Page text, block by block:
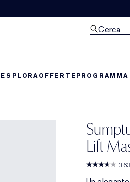
Cerca
ESPLORAOFFERTE
Lift
3.63